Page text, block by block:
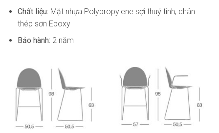
Chất liệu: Mặt nhựa Polypropylene sợi thuỷ tinh, chân
thép sơn Epoxy
Bảo hành: 2 năm